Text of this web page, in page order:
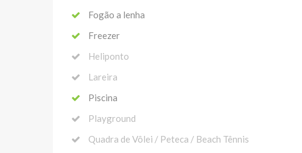
Fogão a lenha
Freezer
Heliponto
Lareira
Piscina
Playground
Quadra de Vôlei / Peteca / Beach Tênnis